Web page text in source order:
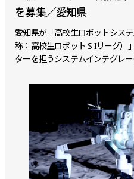
を募集／愛知県
愛知県が「高校生ロボットシス
称：高校生ロボット S Iリーグ）
ターを担うシステムインテグレ